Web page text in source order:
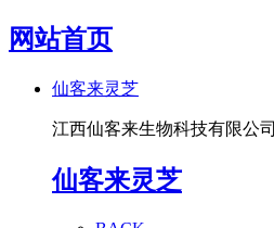
网站首页
仙客来灵芝
江西仙客来生物科技有限公
仙客来灵芝